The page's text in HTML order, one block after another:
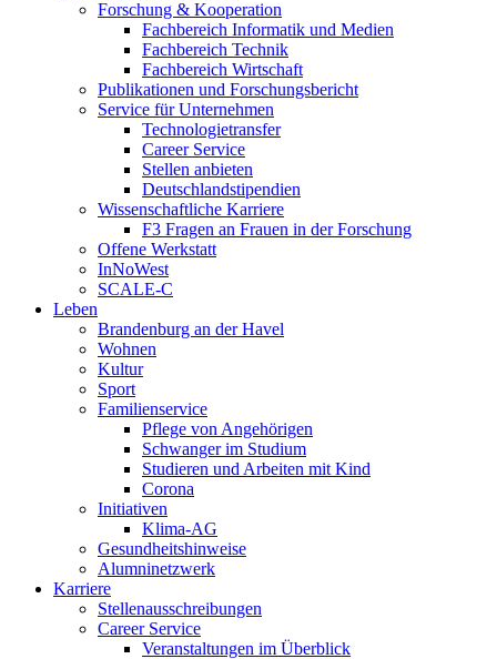
Forschung & Kooperation
Fachbereich Informatik und Medien
Fachbereich Technik
Fachbereich Wirtschaft
Publikationen und Forschungsbericht
Service für Unternehmen
Technologietransfer
Career Service
Stellen anbieten
Deutschlandstipendien
Wissenschaftliche Karriere
F3 Fragen an Frauen in der Forschung
Offene Werkstatt
InNoWest
SCALE-C
Leben
Brandenburg an der Havel
Wohnen
Kultur
Sport
Familienservice
Pflege von Angehörigen
Schwanger im Studium
Studieren und Arbeiten mit Kind
Corona
Initiativen
Klima-AG
Gesundheitshinweise
Alumninetzwerk
Karriere
Stellenausschreibungen
Career Service
Veranstaltungen im Überblick